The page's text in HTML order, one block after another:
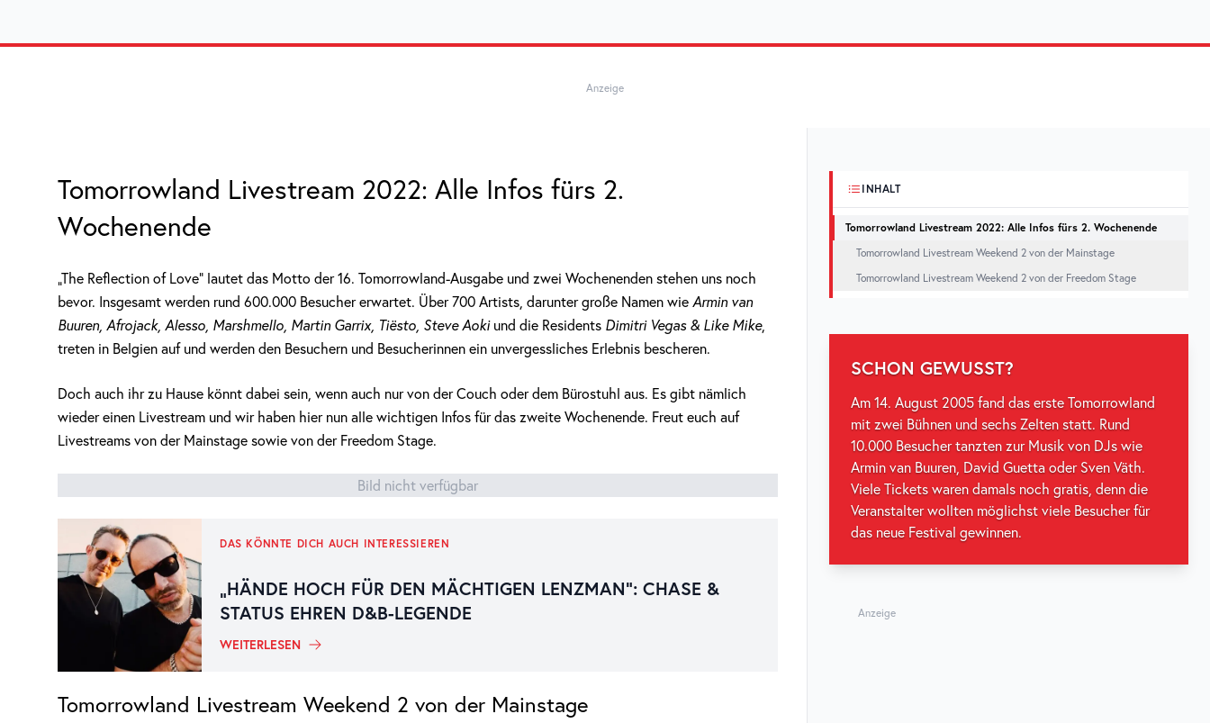
Anzeige
Tomorrowland Livestream 2022: Alle Infos fürs 2.
Wochenende
„The Reflection of Love“ lautet das Motto der 16. Tomorrowland-Ausgabe und zwei Wochenenden stehen uns noch
bevor. Insgesamt werden rund 600.000 Besucher erwartet. Über 700 Artists, darunter große Namen wie Armin van
Buuren, Afrojack, Alesso, Marshmello, Martin Garrix, Tiësto, Steve Aokiund die Residents Dimitri Vegas & Like Mike,
treten in Belgien auf und werden den Besuchern und Besucherinnen ein unvergessliches Erlebnis bescheren.
Doch auch ihr zu Hause könnt dabei sein, wenn auch nur von der Couch oder dem Bürostuhl aus. Es gibt nämlich
wieder einen Livestream und wir haben hier nun alle wichtigen Infos für das zweite Wochenende. Freut euch auf
Livestreams von der Mainstage sowie von der Freedom Stage.
Bild nicht verfügbar
DAS KÖNNTE DICH AUCH INTERESSIEREN
„HÄNDE HOCH FÜR DEN MÄCHTIGEN LENZMAN“: CHASE &
STATUS EHREN D&B-LEGENDE
WEITERLESEN
Tomorrowland Livestream Weekend 2 von der Mainstage
INHALT
Tomorrowland Livestream 2022: Alle Infos fürs 2. Wochenende
Tomorrowland Livestream Weekend 2 von der Mainstage
Tomorrowland Livestream Weekend 2 von der Freedom Stage
SCHON GEWUSST?
Am 14. August 2005 fand das erste Tomorrowland
mit zwei Bühnen und sechs Zelten statt. Rund
10.000 Besucher tanzten zur Musik von DJs wie
Armin van Buuren, David Guetta oder Sven Väth.
Viele Tickets waren damals noch gratis, denn die
Veranstalter wollten möglichst viele Besucher für
das neue Festival gewinnen.
Anzeige